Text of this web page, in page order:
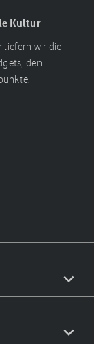
Kultur
liefern wir die
den